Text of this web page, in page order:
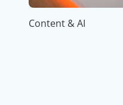
Content & AI